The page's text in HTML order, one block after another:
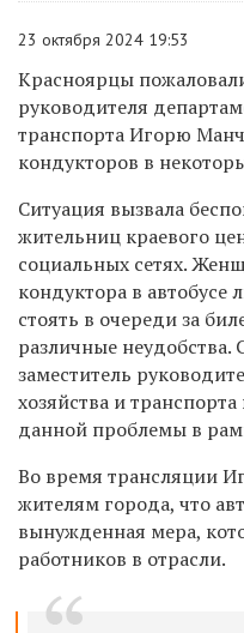
23 октября 2024 19:53
Красноярцы
руководителя
транспорта Игорю
кондукторов в
Ситуация вызвала
жительниц краевого
социальных сетях.
кондуктора в
стоять в очереди за
различные неудобства.
заместитель
хозяйства и
данной проблемы в
Во время трансляции
жителям города, что
вынужденная мера,
работников в отрасли.